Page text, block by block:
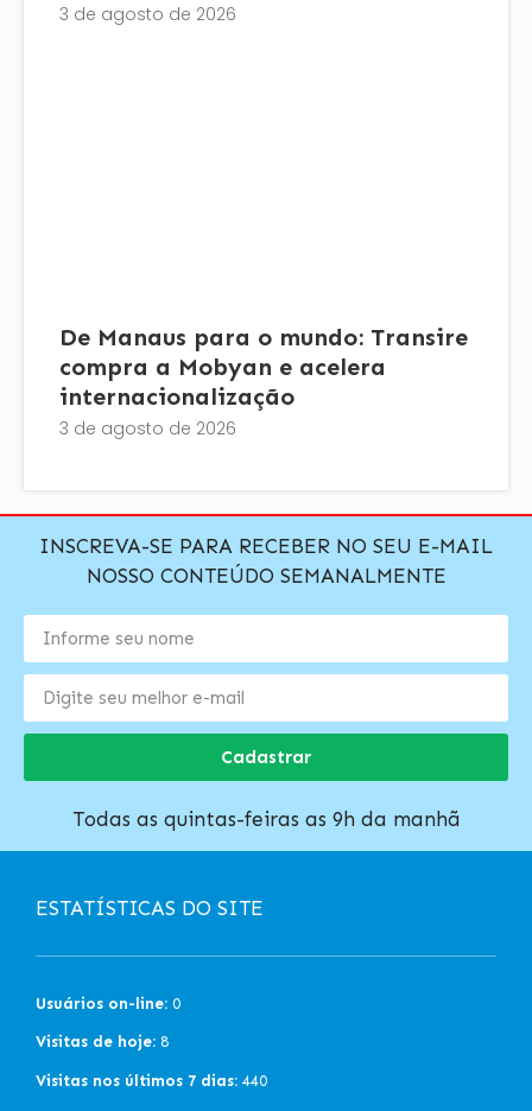
3 de agosto de 2026
De Manaus para o mundo: Transire
compra a Mobyan e acelera
internacionalização
3 de agosto de 2026
INSCREVA-SE PARA RECEBER NO SEU E-MAIL
NOSSO CONTEÚDO SEMANALMENTE
Cadastrar
Todas as quintas-feiras as 9h da manhã
ESTATÍSTICAS DO SITE
Usuários on-line: 0
Visitas de hoje: 8
Visitas nos últimos 7 dias: 440